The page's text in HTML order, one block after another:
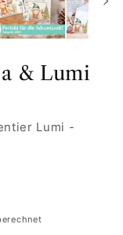
& Lumi
Lumi -